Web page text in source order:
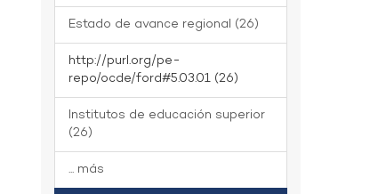
Estado de avance regional (26)
http://purl.org/pe-
repo/ocde/ford#5.03.01 (26)
Institutos de educación superior
(26)
... más